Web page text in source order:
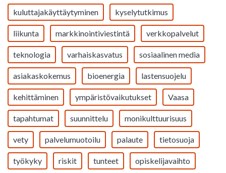
kuluttajakäyttäytyminen kyselytutkimus
liikunta markkinointiviestintä verkkopalvelut
teknologia varhaiskasvatus sosiaalinen media
asiakaskokemus bioenergia lastensuojelu
kehittäminen ympäristövaikutukset Vaasa
tapahtumat suunnittelu monikulttuurisuus
vety palvelumuotoilu palaute tietosuoja
työkyky riskit tunteet opiskelijavaihto